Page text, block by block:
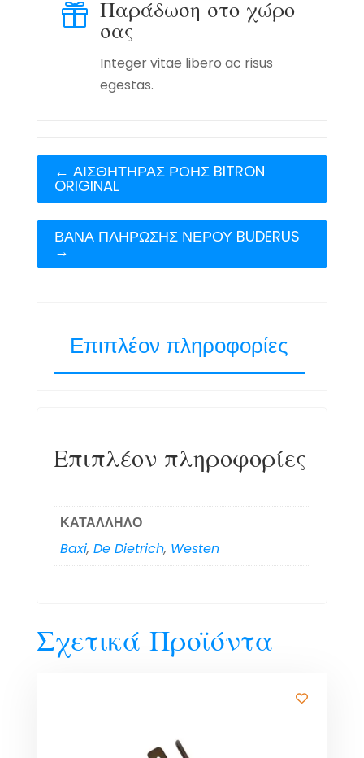
 Παράδωση στο χώρο
σας
Integer vitae libero ac risus
egestas.
← ΑΙΣΘΗΤΗΡΑΣ ΡΟΗΣ BITRON
ORIGINAL
ΒΑΝΑ ΠΛΗΡΩΣΗΣ ΝΕΡΟΥ BUDERUS
→
Επιπλέον πληροφορίες
Επιπλέον πληροφορίες
ΚΑΤΑΛΛΗΛΟ
Baxi, De Dietrich, Westen
Σχετικά Προϊόντα